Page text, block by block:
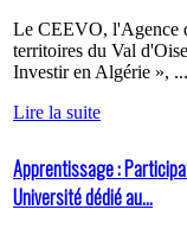
Le CEEVO, l'Agence
territoires du Val
Investir en Algérie », ...
Lire la suite
Apprentissage :
Université dédié au...